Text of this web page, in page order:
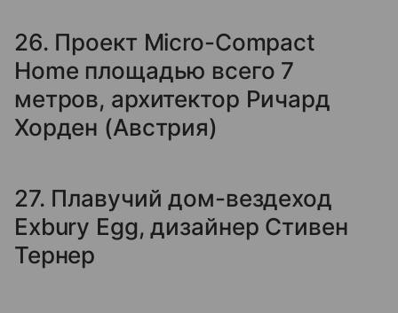
26. Проект Micro-Compact
Home площадью всего 7
метров, архитектор Ричард
Хорден (Австрия)
27. Плавучий дом-вездеход
Exbury Egg, дизайнер Стивен
Тернер